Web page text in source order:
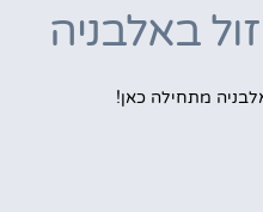
באלבניה
מתחילה כאן!